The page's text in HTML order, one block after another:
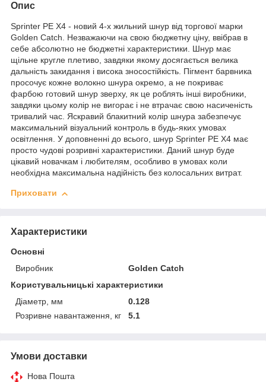
Опис
Sprinter PE X4 - новий 4-х жильний шнур від торгової марки
Golden Catch. Незважаючи на свою бюджетну ціну, ввібрав в
себе абсолютно не бюджетні характеристики. Шнур має
щільне кругле плетиво, завдяки якому досягається велика
дальність закидання і висока зносостійкість. Пігмент барвника
просочує кожне волокно шнура окремо, а не покриває
фарбою готовий шнур зверху, як це роблять інші виробники,
завдяки цьому колір не вигорає і не втрачає свою насиченість
тривалий час. Яскравий блакитний колір шнура забезпечує
максимальний візуальний контроль в будь-яких умовах
освітлення. У доповненні до всього, шнур Sprinter PE X4 має
просто чудові розривні характеристики. Даний шнур буде
цікавий новачкам і любителям, особливо в умовах коли
необхідна максимальна надійність без колосальних витрат.
Приховати
Характеристики
Основні
Виробник
Golden Catch
Користувальницькі характеристики
Діаметр, мм
0.128
Розривне навантаження, кг
5.1
Умови доставки
Нова Пошта